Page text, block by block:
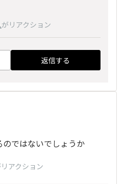
がリアクション
返信する
ではないでしょうか
アクション